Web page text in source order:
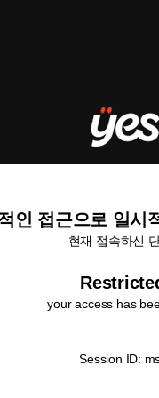
인 접근으로 일시
현재 접속하신
your access has
Session ID: